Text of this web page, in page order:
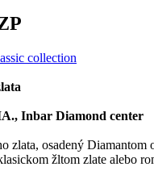
collection
Inbar Diamond center
zlata, osadený
žltom zlate alebo